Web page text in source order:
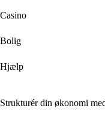
Casino
Bolig
Hjælp
Strukturér din økonomi